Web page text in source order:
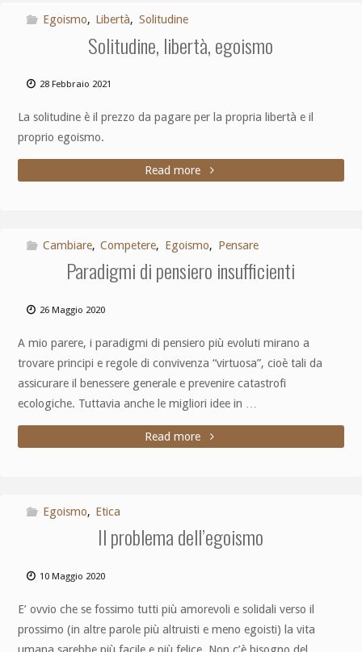
Egoismo, Libertà, Solitudine
Solitudine, libertà, egoismo
28 Febbraio 2021
La solitudine è il prezzo da pagare per la propria libertà e il
proprio egoismo.
Read more
Cambiare, Competere, Egoismo, Pensare
Paradigmi di pensiero insufficienti
26 Maggio 2020
A mio parere, i paradigmi di pensiero più evoluti mirano a
trovare principi e regole di convivenza “virtuosa”, cioè tali da
assicurare il benessere generale e prevenire catastrofi
ecologiche. Tuttavia anche le migliori idee in …
Read more
Egoismo, Etica
Il problema dell’egoismo
10 Maggio 2020
E’ ovvio che se fossimo tutti più amorevoli e solidali verso il
prossimo (in altre parole più altruisti e meno egoisti) la vita
umana sarebbe più facile e più felice. Non c’è bisogno del